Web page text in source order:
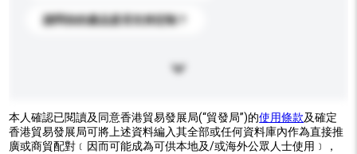
請問你的產品是否支持定制？
本人確認已閱讀及同意香港貿易發展局(“貿發局”)的使用條款及確定
香港貿易發展局可將上述資料編入其全部或任何資料庫內作為直接推
廣或商貿配對﹝因而可能成為可供本地及/或海外公眾人士使用﹞，